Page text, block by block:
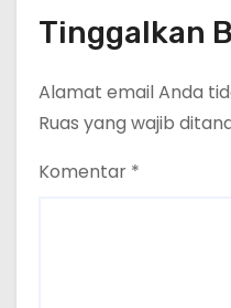
Tinggalkan
Alamat email Anda
Ruas yang wajib
Komentar *